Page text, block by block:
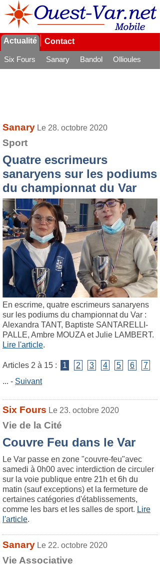
Actualité Contact
Six Fours Sanary Bandol
Ollioules
Sanary Le 28. octobre 2020
Sport
Quatre escrimeurs
sanaryens sur les podiums
du championnat du Var
En escrime, quatre escrimeurs sanaryens
sur les podiums du championnat du Var :
Alexandra TANT, Baptiste SANTARELLI-
PALLE, Ambre MOUZA et Julie LAMBERT.
Lire l'article.
Articles 2 à 15 : 1 2 3 4 5 6
7
... - Suivant
Six Fours Le 23. octobre 2020
Vie de la Cité
Couvre Feu dans le Var
Le Var passe en zone "couvre-feu"avec
samedi à 0h00 avec interdiction de circuler
sur la voie publique entre 21h et 6h du
matin (sauf exceptions) et la fermeture de
certaines catégories d'établissements,
comme les bars et les salles de sport. Lire
l'article.
Sanary Le 22. octobre 2020
Vie Associative